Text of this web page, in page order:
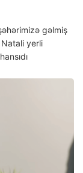
gəlmiş
yerli